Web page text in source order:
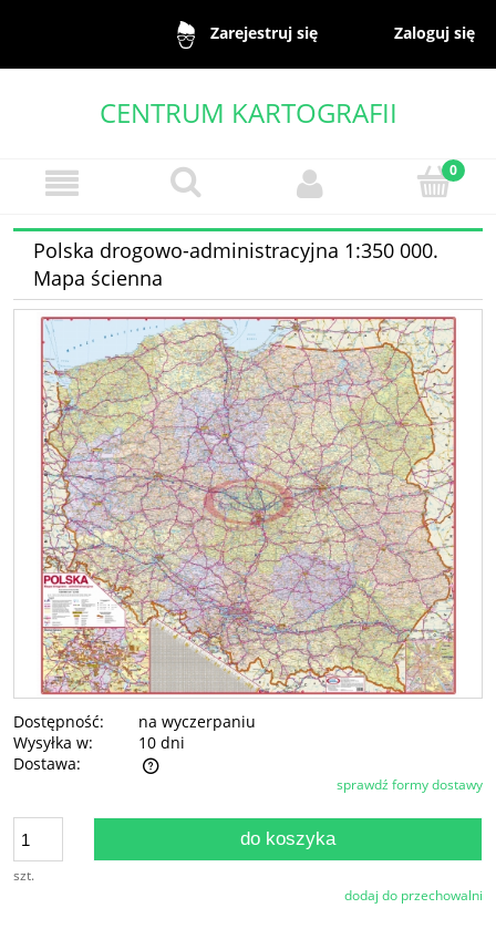
Zarejestruj się Zaloguj się
CENTRUM KARTOGRAFII
Polska drogowo-administracyjna 1:350 000.
Mapa ścienna
Dostępność:
na wyczerpaniu
Wysyłka w:
10 dni
Dostawa:
Cena nie zawiera ewentualnych kosztów płatnościsprawdź formy dostawy
szt.
do koszyka
dodaj do przechowalni